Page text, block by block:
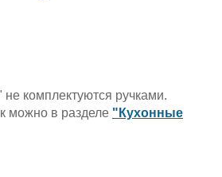
комплектуются ручками.
можно в разделе "Кухонные